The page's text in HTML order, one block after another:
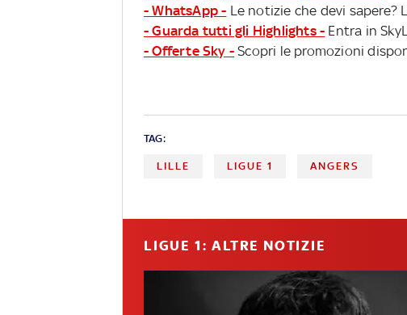
- WhatsApp - Le notizie che devi sapere?
- Guarda tutti gli Highlights - Entra in
- Offerte Sky - Scopri le promozioni
TAG:
LILLE LIGUE 1 ANGERS
LIGUE 1: ALTRE NOTIZIE